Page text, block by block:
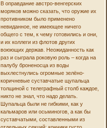
В оправдание австро-венгерских
моряков можно сказать, что оружие их
противником было применено
невиданное, не имеющее ничего
общего с тем, к чему готовились и они,
и их коллеги из флотов других
воюющих держав. Неожиданность как
раз и сыграла роковую роль – когда на
палубу броненосца из воды
выхлестнулись огромные зелёно-
коричневые суставчатые щупальца
толщиной с телеграфный столб каждое,
никто не знал, что надо делать.
Шупальца были не гибкими, как у
кальмаров или осьминогов, а как бы
суставчатыми, составленными из